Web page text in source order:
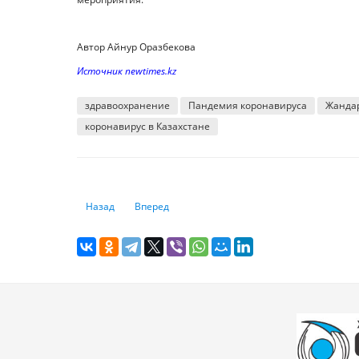
Автор Айнур Оразбекова
Источник newtimes.kz
здравоохранение Пандемия коронавируса
коронавирус в Казахстане
Предыдущий: Страховые лайфхаки: как избежать
Назад Следующий: Ответственность за фиктивный
Вперед